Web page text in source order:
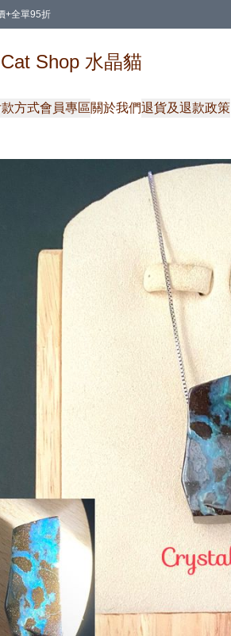
+全單95折
Shop 水晶貓
方式會員專區關於我們退貨及退款政策